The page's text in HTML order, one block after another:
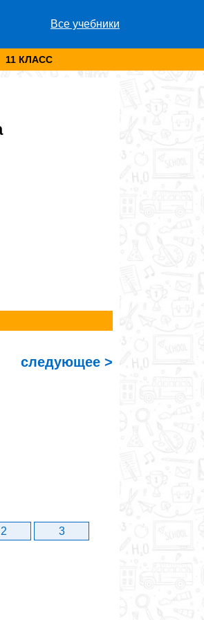
Все учебники
11 КЛАСС
следующее >
2 3